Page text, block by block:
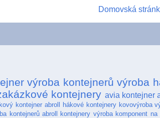
Domovská
výroba kontejnerů výroba
kontejnery avia kontejner
kontejner abroll hákové kontejnery kovovýroba
kontejnerů abroll kontejnery výroba komponent na